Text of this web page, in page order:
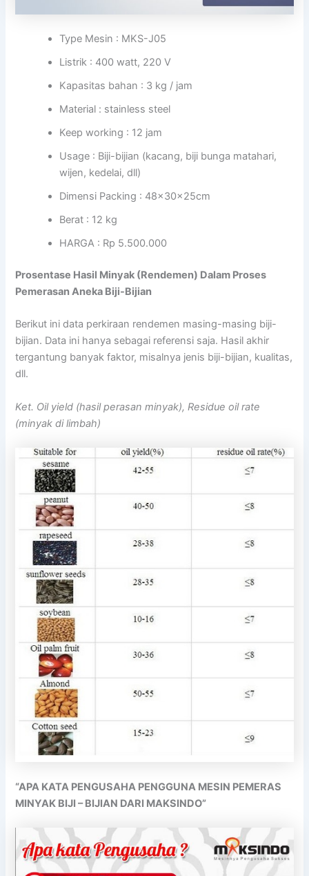
Type Mesin : MKS-J05
Listrik : 400 watt, 220 V
Kapasitas bahan : 3 kg / jam
Material : stainless steel
Keep working : 12 jam
Usage : Biji-bijian (kacang, biji bunga matahari,
wijen, kedelai, dll)
Dimensi Packing : 48x30x25cm
Berat : 12 kg
HARGA : Rp 5.500.000
Prosentase Hasil Minyak (Rendemen) Dalam Proses
Pemerasan Aneka Biji-Bijian
Berikut ini data perkiraan rendemen masing-masing biji-
bijian. Data ini hanya sebagai referensi saja. Hasil akhir
tergantung banyak faktor, misalnya jenis biji-bijian, kualitas,
dll.
Ket. Oil yield (hasil perasan minyak), Residue oil rate
(minyak di limbah)
“APA KATA PENGUSAHA PENGGUNA MESIN PEMERAS
MINYAK BIJI – BIJIAN DARI MAKSINDO”